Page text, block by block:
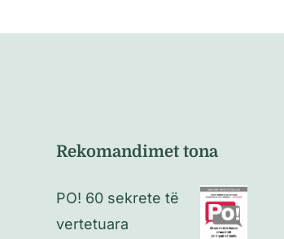
Rekomandimet tona
PO! 60 sekrete të
vertetuara